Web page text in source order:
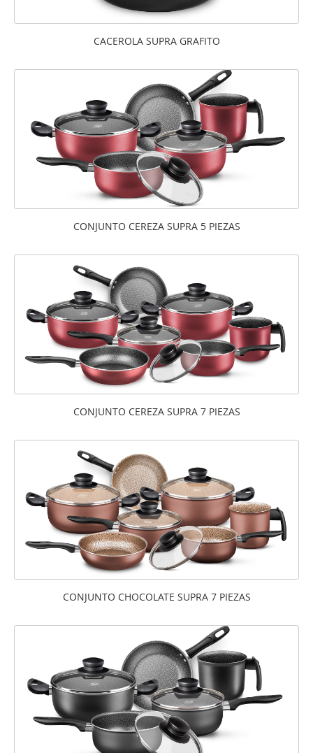
CACEROLA SUPRA GRAFITO
CONJUNTO CEREZA SUPRA 5 PIEZAS
CONJUNTO CEREZA SUPRA 7 PIEZAS
CONJUNTO CHOCOLATE SUPRA 7 PIEZAS